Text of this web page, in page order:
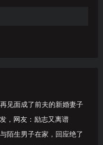
见面成了前夫的新婚妻子
，网友：励志又离谱
陌生男子在家，回应绝了